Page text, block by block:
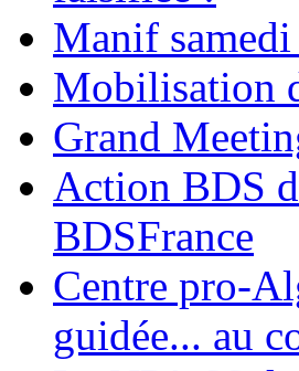
Manif
Mobilisation
Grand
Action BDS
BDSFrance
Centre pro-
guidée... au